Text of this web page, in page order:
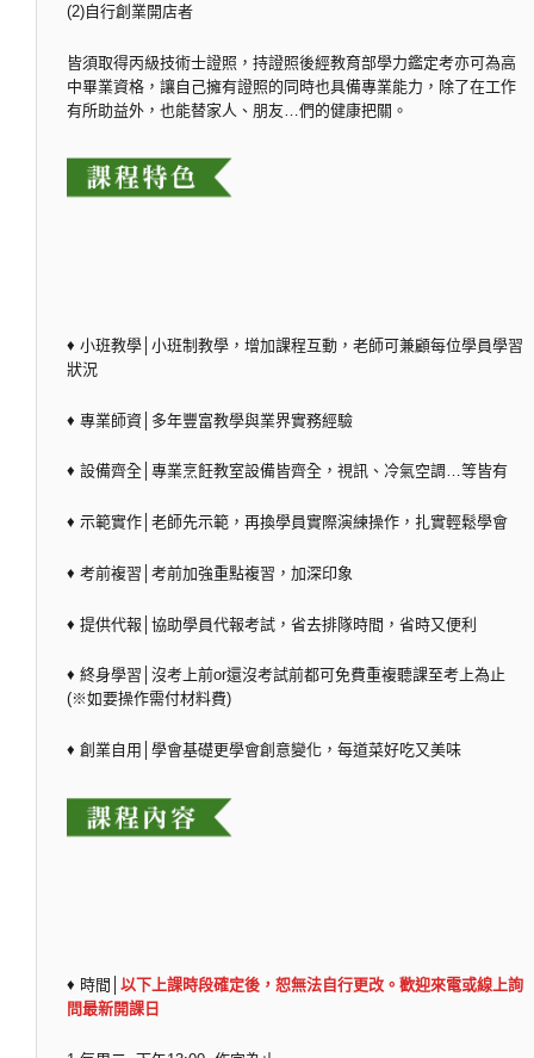
(2)自行創業開店者
皆須取得丙級技術士證照，持證照後經教育部學力鑑定考亦可為高
中畢業資格，讓自己擁有證照的同時也具備專業能力，除了在工作
有所助益外，也能替家人、朋友…們的健康把關。
♦ 小班教學│小班制教學，增加課程互動，老師可兼顧每位學員學習
狀況
♦ 專業師資│多年豐富教學與業界實務經驗
♦ 設備齊全│專業烹飪教室設備皆齊全，視訊、冷氣空調…等皆有
♦ 示範實作│老師先示範，再換學員實際演練操作，扎實輕鬆學會
♦ 考前複習│考前加強重點複習，加深印象
♦ 提供代報│協助學員代報考試，省去排隊時間，省時又便利
♦ 終身學習│沒考上前or還沒考試前都可免費重複聽課至考上為止
(※如要操作需付材料費)
♦ 創業自用│學會基礎更學會創意變化，每道菜好吃又美味
♦ 時間│ 以下上課時段確定後，恕無法自行更改。歡迎來電或線上詢
問最新開課日